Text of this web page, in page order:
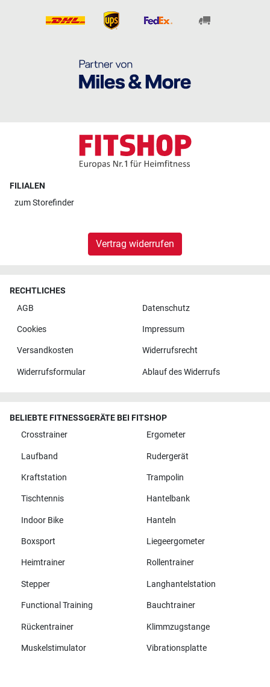
FILIALEN
zumStorefinder
Vertrag widerrufen
RECHTLICHES
AGB
Datenschutz
Cookies Impressum
Versandkosten Widerrufsrecht
Widerrufsformular Ablauf des Widerrufs
BELIEBTE FITNESSGERÄTE BEI FITSHOP
Crosstrainer
Ergometer
Laufband Rudergerät
Kraftstation Trampolin
Tischtennis Hantelbank
Indoor Bike Hanteln
Boxsport Liegeergometer
Heimtrainer Rollentrainer
Stepper Langhantelstation
Functional Training Bauchtrainer
Rückentrainer Klimmzugstange
Muskelstimulator Vibrationsplatte